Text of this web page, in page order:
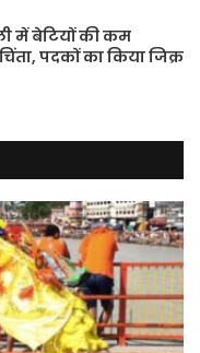
में बेटियों की कम
पदकों का किया जिक्र